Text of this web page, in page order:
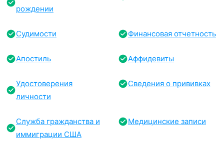
рождении
Судимости Финансовая отчетность
Апостиль Аффидевиты
Удостоверения
личности
Сведения о прививках
Служба гражданства и
иммиграции США
Медицинские записи